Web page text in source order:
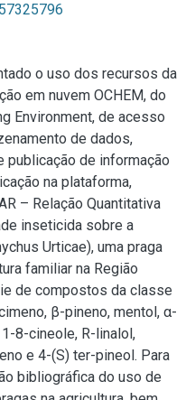
o uso dos recursos da
em nuvem OCHEM, do
Environment, de acesso
de dados,
de informação
na plataforma,
– Relação Quantitativa
inseticida sobre a
Urticae), uma praga
familiar na Região
de compostos da classe
β-pineno, mentol, α-
8-cineole, R-linalol,
e 4-(S) ter-pineol. Para
bibliográfica do uso de